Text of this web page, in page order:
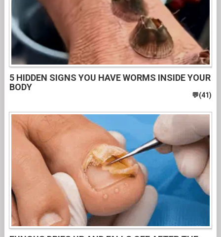
5 HIDDEN SIGNS YOU HAVE WORMS INSIDE YOUR
BODY